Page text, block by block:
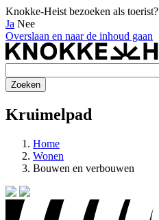
Knokke-Heist bezoeken als toerist?
Ja Nee
Overslaan en naar de inhoud gaan
Kruimelpad
Home
Wonen
Bouwen en verbouwen